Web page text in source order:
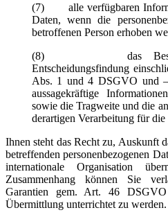
(7) alle verfügbaren
Daten, wenn die
betroffenen Person erhoben
(8) das Bestehen
Entscheidungsfindung
Abs. 1 und 4 DSGVO und
aussagekräftige
sowie die Tragweite und die
derartigen Verarbeitung für die
Ihnen steht das Recht zu, Auskunft
betreffenden personenbezogenen
internationale Organisation
Zusammenhang können Sie
Garantien gem. Art. 46
Übermittlung unterrichtet zu werden.